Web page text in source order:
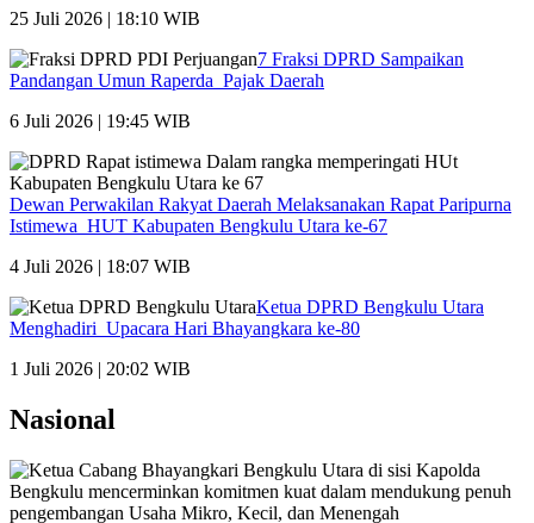
25 Juli 2026 | 18:10 WIB
7 Fraksi DPRD Sampaikan
Pandangan Umun Raperda Pajak Daerah
6 Juli 2026 | 19:45 WIB
Dewan Perwakilan Rakyat Daerah Melaksanakan Rapat Paripurna
Istimewa HUT Kabupaten Bengkulu Utara ke-67
4 Juli 2026 | 18:07 WIB
Ketua DPRD Bengkulu Utara
Menghadiri Upacara Hari Bhayangkara ke-80
1 Juli 2026 | 20:02 WIB
Nasional